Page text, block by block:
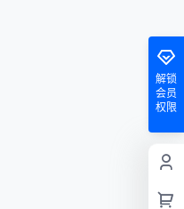
解锁
会员
权限